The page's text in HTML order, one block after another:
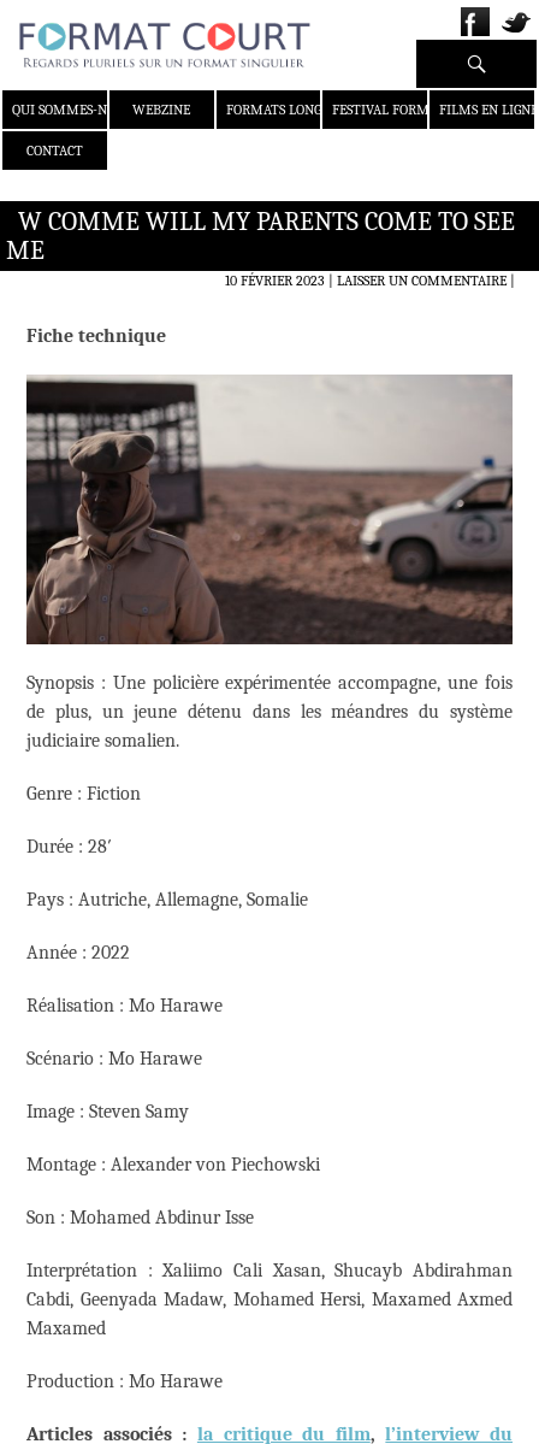
QUI SOMMES-NOUS ?WEBZINE FORMATS LONGS FESTIVAL FORMAT COURT
FILMS EN LIGNE
CONTACT
Recherche
W COMME WILL MY PARENTS COME TO SEE
ME
10 FÉVRIER 2023 LAISSER UN COMMENTAIRE|
Fiche technique
Synopsis : Une policière expérimentée accompagne, une fois
de plus, un jeune détenu dans les méandres du système
judiciaire somalien.
Genre : Fiction
Durée : 28′
Pays : Autriche, Allemagne, Somalie
Année : 2022
Réalisation : Mo Harawe
Scénario : Mo Harawe
Image : Steven Samy
Montage : Alexander von Piechowski
Son : Mohamed Abdinur Isse
Interprétation : Xaliimo Cali Xasan, Shucayb Abdirahman
Cabdi, Geenyada Madaw, Mohamed Hersi, Maxamed Axmed
Maxamed
Production : Mo Harawe
Articles associés : la critique du film,l’interview du